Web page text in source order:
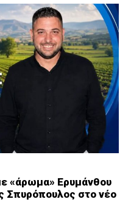
«άρωμα» Ερυμάνθου
Σπυρόπουλος στο νέο